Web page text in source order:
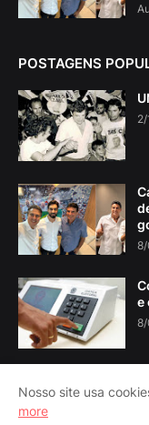
POSTAGENS
8/
e
Nosso site usa
more